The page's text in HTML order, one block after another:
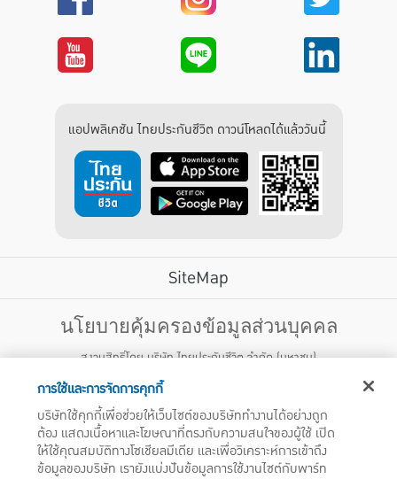
แอปพลิเคชัน ไทยประกันชีวิต ดาวน์โหลดได้แล้ววันนี้
SiteMap
บริการลูกค้า
ไทยประกันชีวิต HEALTH CARE SOLUTIONS
สิทธิพิเศษ
แอปพลิเคชัน ไทยประกันชีวิต
ไทยประกันชีวิตแคร์เซ็นเตอร์
ไทยประกันชีวิตเมดิแคร์
ไทยประกันชีวิตอีซี่เพย์
นโยบายคุ้มครองข้อมูลส่วนบุคคล
สงวนสิทธิ์โดย บริษัท ไทยประกันชีวิต จำกัด (มหาชน)
บริษัทฯ ขอแจ้งให้ผู้ใช้บริการทราบว่า บรรดาข้อความ ภาพ เสียง เนื้อหา ชื่อ ชื่อทางการค้า ส่วนประกอบใดๆ
ทั้งหมดของเว็บไซต์ รวมถึงเครื่องหมายการค้า เครื่องหมาย บริการ ลิขสิทธิ์ สิทธิบัตร ความรู้ต่างๆ ที่ปรากฏ
บนเว็บไซต์ของบริษัทฯ นี้ เป็นงานอันได้รับความคุ้มครองตามกฎหมายทรัพย์สินทางปัญญาของไทยโดยชอบ
ด้วยกฎหมายของบริษัทฯ แต่เพียงผู้เดียว หากบุคคลใดลอกเลียน ปลอมแปลง ทำซ้ำ ดัดแปลง เผยแพร่ต่อ
การใช้และการจัดการคุกกี้
บริษัทใช้คุกกี้เพื่อช่วยให้เว็บไซต์ของบริษัททำงานได้อย่างถูก
ต้อง แสดงเนื้อหาและโฆษณาที่ตรงกับความสนใจของผู้ใช้ เปิด
ให้ใช้คุณสมบัติทางโซเชียลมีเดีย และเพื่อวิเคราะห์การเข้าถึง
ข้อมูลของบริษัท เรายังแบ่งปันข้อมูลการใช้งานไซต์กับพาร์ท